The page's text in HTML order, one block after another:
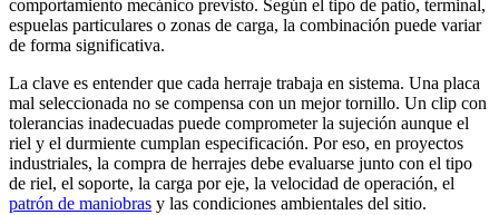
comportamiento mecánico previsto. Según el tipo de patio, terminal,
espuelas particulares o zonas de carga, la combinación puede variar
de forma significativa.
La clave es entender que cada herraje trabaja en sistema. Una placa
mal seleccionada no se compensa con un mejor tornillo. Un clip con
tolerancias inadecuadas puede comprometer la sujeción aunque el
riel y el durmiente cumplan especificación. Por eso, en proyectos
industriales, la compra de herrajes debe evaluarse junto con el tipo
de riel, el soporte, la carga por eje, la velocidad de operación, el
patrón de maniobras y las condiciones ambientales del sitio.